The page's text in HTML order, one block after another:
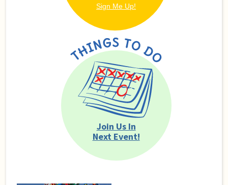
Join Us In
Next Event!